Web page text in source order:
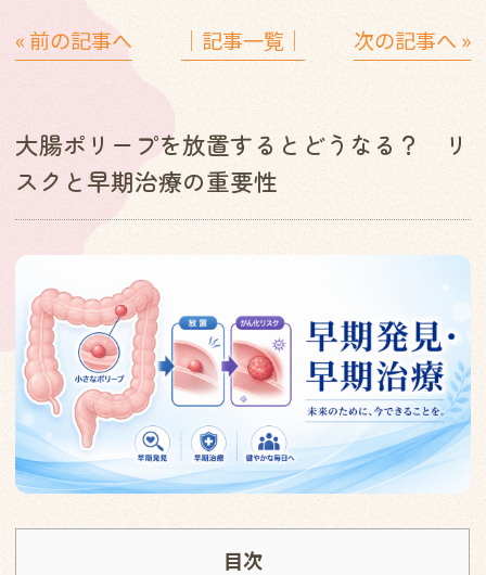
« 前の記事へ │記事一覧│ 次の記事へ »
大腸ポリープを放置するとどうなる？ リ
スクと早期治療の重要性
目次